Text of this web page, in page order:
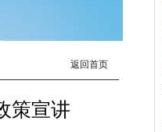
返回首页
策宣讲